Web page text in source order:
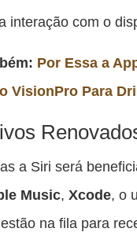
interação com o
Por Essa a
VisionPro Para
a Siri será
Music,Xcode, o
estão na fila para